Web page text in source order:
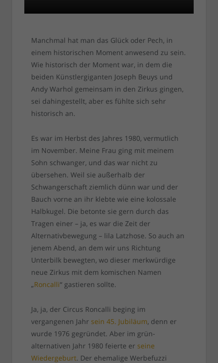
Manchmal hat man das Glück oder Pech, in
einem historischen Moment anwesend zu sein.
Wie historisch der Moment war, in dem die
beiden Künstlergiganten Joseph Beuys und
Andy Warhol gemeinsam in den Zirkus gingen,
sei dahingestellt, aber es fühlte sich sehr
historisch an.
Es war im Herbst des Jahres 1980, vermutlich
im November. Meine Frau ging mit meinem
Sohn schwanger, und das war nicht zu
übersehen. Weil sie außerhalb der
Schwangerschaft ziemlich dünn war und der
Bauch vorne an ihr klebte wie eine kolossale
Halbkugel. Die betonte sie gern durch das
Tragen einer – ja, es war die Zeit der
Alternativbewegung – lila Latzhose. So auch an
jenem Abend, an dem wir uns Richtung
Unterbilk bewegten, wo dieser merkwürdige
neue Zirkus mit dem komischen Namen
„Roncalli“ gastieren sollte.
Ja, ja, der Circus Roncalli beging im
vergangenen Jahr sein 45. Jubiläum, denn er
wurde 1976 gegründet. Aber im grün-
alternativen Jahr 1980 feierte er seine
Wiedergeburt. Der ehemalige Werbefuzzi